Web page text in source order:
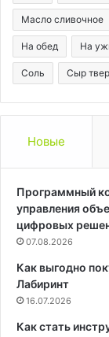
Масло сливочное
На обед На
Соль Сыр
Новые
Программный
управления
цифровых
07.08.2026
Как выгодно
Лабиринт
16.07.2026
Как стать